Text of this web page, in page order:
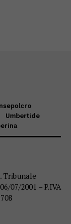
Umbertide
Tribunale
07/2001 – P.IVA